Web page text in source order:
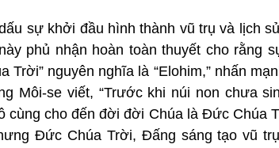
sự khởi đầu hình thành vũ trụ và lịch
phủ nhận hoàn toàn thuyết cho rằng
Trời” nguyên nghĩa là “Elohim,” nhấn
Môi-se viết, “Trước khi núi non chưa
cho đến đời đời Chúa là Đức Chúa
Đức Chúa Trời, Đấng sáng tạo vũ